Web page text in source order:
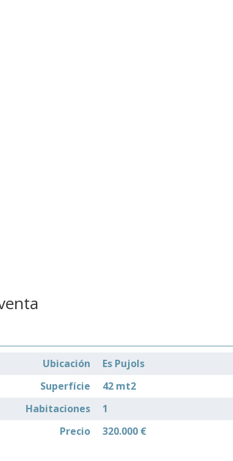
Ubicación
Es Pujols
Superfície
42 mt2
Habitaciones
1
Precio
320.000 €